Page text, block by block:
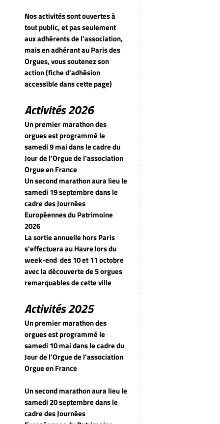
Nos activités sont ouvertes à
tout public, et pas seulement
aux adhérents de l'association,
mais en adhérant au Paris des
Orgues, vous soutenez son
action (fiche d'adhésion
accessible dans cette page)
Activités 2026
Un premier marathon des
orgues est programmé le
samedi 9 mai dans le cadre du
Jour de l'Orgue de l'association
Orgue en France
Un second marathon aura lieu le
samedi 19 septembre dans le
cadre des Journées
Européennes du Patrimoine
2026
La sortie annuelle hors Paris
s'effectuera au Havre lors du
week-end des 10 et 11 octobre
avec la découverte de 5 orgues
remarquables de cette ville
Activités 2025
Un premier marathon des
orgues est programmé le
samedi 10 mai dans le cadre du
Jour de l'Orgue de l'association
Orgue en France
Un second marathon aura lieu le
samedi 20 septembre dans le
cadre des Journées